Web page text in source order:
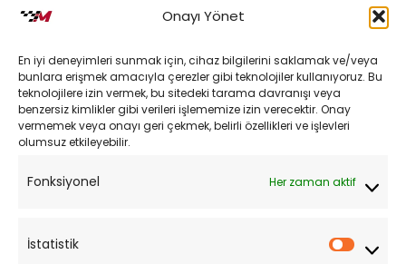
Onayı Yönet
En iyi deneyimleri sunmak için, cihaz bilgilerini saklamak ve/veya
bunlara erişmek amacıyla çerezler gibi teknolojiler kullanıyoruz. Bu
teknolojilere izin vermek, bu sitedeki tarama davranışı veya
benzersiz kimlikler gibi verileri işlememize izin verecektir. Onay
vermemek veya onayı geri çekmek, belirli özellikleri ve işlevleri
olumsuz etkileyebilir.
Fonksiyonel Her zaman aktif
İstatistik
Kişisel Verilerin Korunması
Mesafeli Satış Sözleşmesi
Sipariş Takibi